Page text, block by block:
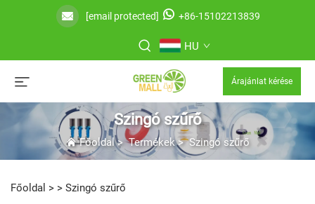
[email protected] +86-15102213839
HU
Árajánlat kérése
Szingó szűrő
Főoldal>Termékek>Szingó szűrő
Főoldal > > Szingó szűrő